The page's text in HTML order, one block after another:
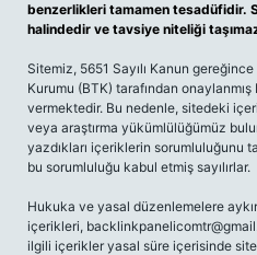
benzerlikleri tamamen tesadüfidir.
halindedir ve tavsiye niteliği
Sitemiz, 5651 Sayılı Kanun
Kurumu (BTK) tarafından
vermektedir. Bu nedenle, sitedeki
veya araştırma yükümlülüğümüz
yazdıkları içeriklerin sorumluluğunu
bu sorumluluğu kabul etmiş sayılırlar.
Hukuka ve yasal düzenlemelere
içerikleri,
ilgili içerikler yasal süre içerisinde